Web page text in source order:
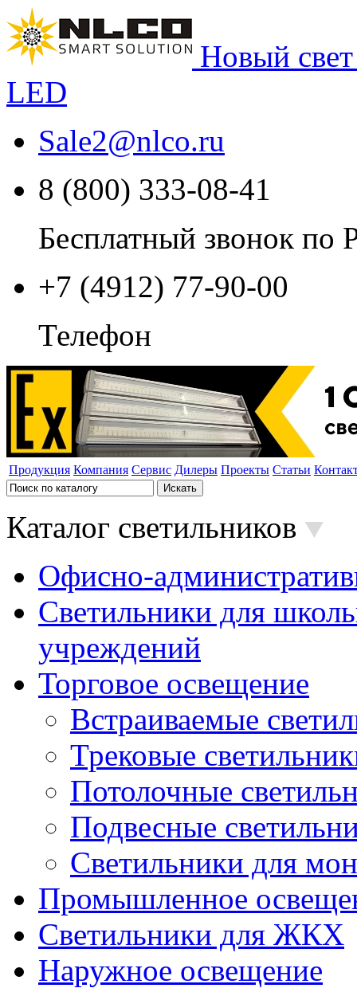
Новый
LED
Sale2@nlco.ru
8 (800) 333-08-41
Бесплатный звонок по
+7 (4912) 77-90-00
Телефон
Продукция Компания Сервис Дилеры Проекты Статьи
Каталог светильников
Офисно-
Светильники для
учреждений
Торговое освещение
Встраиваемые
Трековые
Потолочные
Подвесные
Светильники для
Промышленное
Светильники для ЖКХ
Наружное освещение